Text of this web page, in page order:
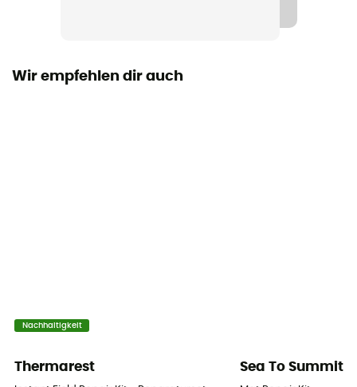
15 x 9cm
Wir empfehlen dir auch
Nachhaltigkeit
Thermarest Sea To Summit